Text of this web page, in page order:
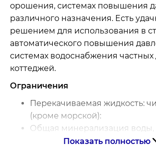
орошения, системах повышения
различного назначения. Есть
решением для использования в
автоматического повышения
системах водоснабжения
коттеджей.
Ограничения
Перекачиваемая жидкость:
(кроме морской):
Общая минерализация воды,
1500г / м3
Показать полностью